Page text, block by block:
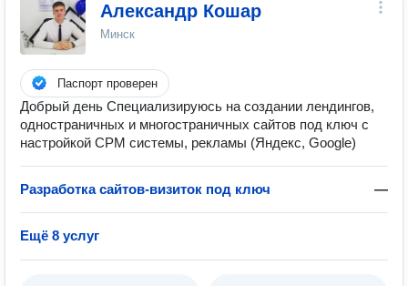
Александр Кошар
Минск
Паспорт проверен
Добрый день Специализируюсь на создании лендингов,
одностраничных и многостраничных сайтов под ключ с
настройкой СРМ системы, рекламы (Яндекс, Google)
Разработка сайтов-визиток под ключ —
Ещё 8 услуг